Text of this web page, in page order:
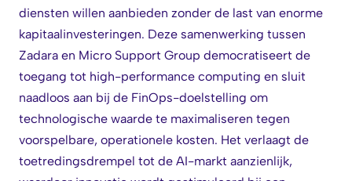
diensten willen aanbieden zonder de last van enorme
kapitaalinvesteringen. Deze samenwerking tussen
Zadara en Micro Support Group democratiseert de
toegang tot high-performance computing en sluit
naadloos aan bij de FinOps-doelstelling om
technologische waarde te maximaliseren tegen
voorspelbare, operationele kosten. Het verlaagt de
toetredingsdrempel tot de AI-markt aanzienlijk,